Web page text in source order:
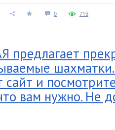
0 715
предлагает
сайт и
вам нужно. Не